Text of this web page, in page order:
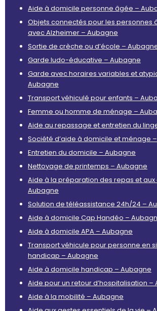
Aide à domicile personne âgée –
Objets connectés pour les personnes
avec Alzheimer – Aubagne
Sortie de crèche ou d’école –
Garde ludo-éducative – Aubagne
Garde avec horaires variables et
Aubagne
Transport véhiculé pour enfants –
Femme ou homme de ménage –
Aide au repassage et entretien du
Société d’aide à domicile et ménage
Entretien du domicile – Aubagne
Nettoyage de printemps – Aubagne
Aide à la préparation des repas et aux
Aubagne
Solution de téléassistance 24h/24 –
Aide à domicile Cap Handéo –
Aide à domicile APA – Aubagne
Transport véhicule pour personne en
handicap – Aubagne
Aide à domicile handicap – Aubagne
Aide pour un retour d’hospitalisation –
Aide à la mobilité – Aubagne